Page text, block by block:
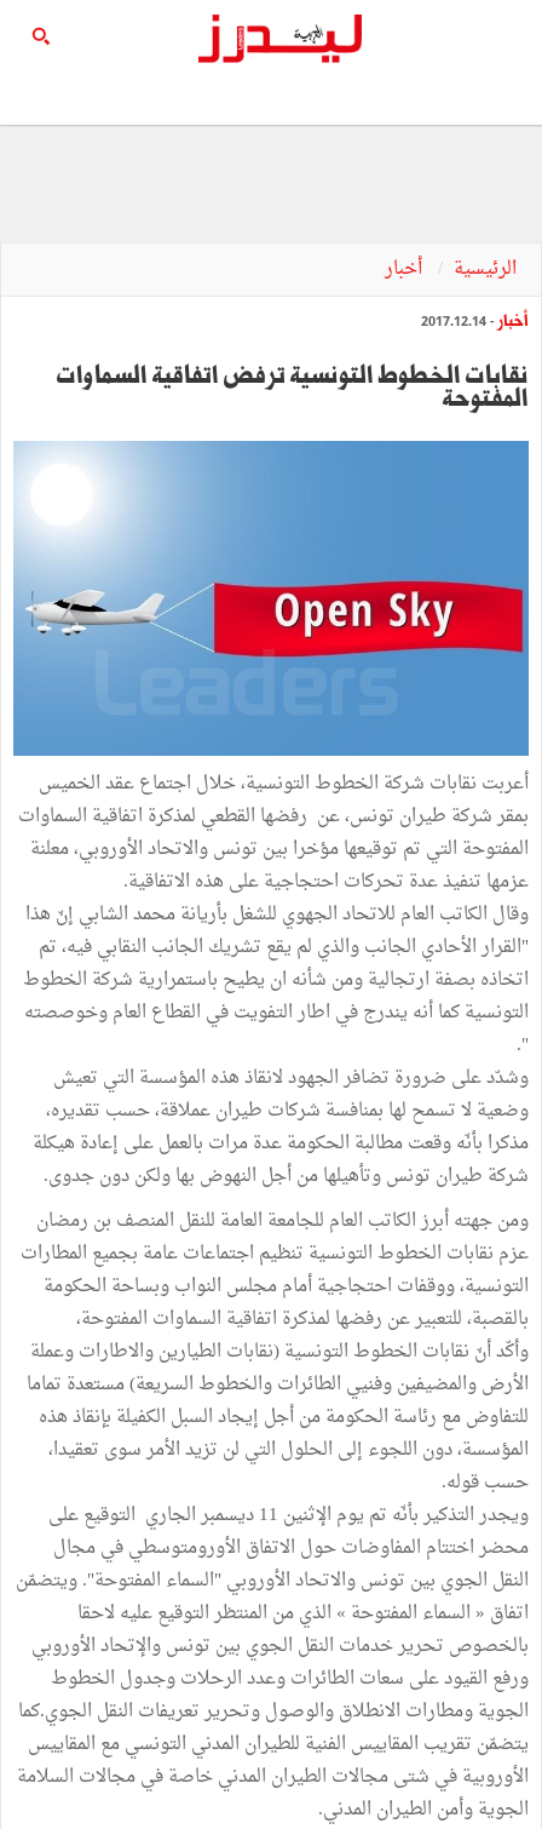
الرئيسية أخبار
أخبار - 2017.12.14
نقابات الخطوط التونسية ترفض اتفاقية السماوات
المفتوحة
أعربت نقابات شركة الخطوط التونسية، خلال اجتماع عقد الخميس
بمقر شركة طيران تونس، عن رفضها القطعي لمذكرة اتفاقية السماوات
المفتوحة التي تم توقيعها مؤخرا بين تونس والاتحاد الأوروبي، معلنة
عزمها تنفيذ عدة تحركات احتجاجية على هذه الاتفاقية.
وقال الكاتب العام للاتحاد الجهوي للشغل بأريانة محمد الشابي إنّ هذا
"القرار الأحادي الجانب والذي لم يقع تشريك الجانب النقابي فيه، تم
اتخاذه بصفة ارتجالية ومن شأنه ان يطيح باستمرارية شركة الخطوط
التونسية كما أنه يندرج في اطار التفويت في القطاع العام وخوصصته
".
وشدّد على ضرورة تضافر الجهود لانقاذ هذه المؤسسة التي تعيش
وضعية لا تسمح لها بمنافسة شركات طيران عملاقة، حسب تقديره،
مذكرا بأنّه وقعت مطالبة الحكومة عدة مرات بالعمل على إعادة هيكلة
شركة طيران تونس وتأهيلها من أجل النهوض بها ولكن دون جدوى.
ومن جهته أبرز الكاتب العام للجامعة العامة للنقل المنصف بن رمضان
عزم نقابات الخطوط التونسية تنظيم اجتماعات عامة بجميع المطارات
التونسية، ووقفات احتجاجية أمام مجلس النواب وبساحة الحكومة
بالقصبة، للتعبير عن رفضها لمذكرة اتفاقية السماوات المفتوحة،
وأكّد أنّ نقابات الخطوط التونسية (نقابات الطيارين والاطارات وعملة
الأرض والمضيفين وفنيي الطائرات والخطوط السريعة) مستعدة تماما
للتفاوض مع رئاسة الحكومة من أجل إيجاد السبل الكفيلة بإنقاذ هذه
المؤسسة، دون اللجوء إلى الحلول التي لن تزيد الأمر سوى تعقيدا،
حسب قوله.
ويجدر التذكير بأنّه تم يوم الإثنين 11 ديسمبر الجاري التوقيع على
محضر اختتام المفاوضات حول الاتفاق الأورومتوسطي في مجال
النقل الجوي بين تونس والاتحاد الأوروبي "السماء المفتوحة". ويتضمّن
اتفاق « السماء المفتوحة » الذي من المنتظر التوقيع عليه لاحقا
بالخصوص تحرير خدمات النقل الجوي بين تونس والإتحاد الأوروبي
ورفع القيود على سعات الطائرات وعدد الرحلات وجدول الخطوط
الجوية ومطارات الانطلاق والوصول وتحرير تعريفات النقل الجوي.كما
يتضمّن تقريب المقاييس الفنية للطيران المدني التونسي مع المقاييس
الأوروبية في شتى مجالات الطيران المدني خاصة في مجالات السلامة
الجوية وأمن الطيران المدني.